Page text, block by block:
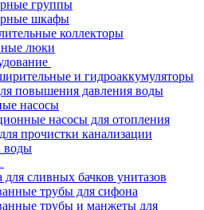
группы
шкафы
коллекторы
люки
и гидроаккумуляторы
повышения давления воды
насосы
насосы для отопления
прочистки канализации
воды
для сливных бачков унитазов
трубы для сифона
трубы и манжеты для